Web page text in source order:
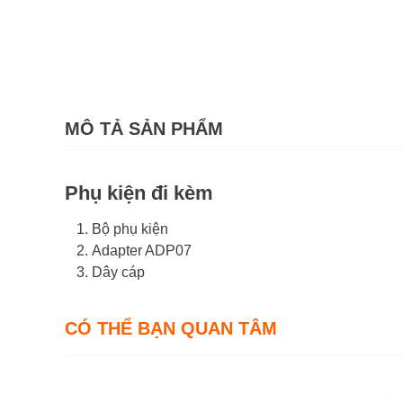
MÔ TẢ SẢN PHẨM
Phụ kiện đi kèm
Bộ phụ kiện
Adapter ADP07
Dây cáp
CÓ THỂ BẠN QUAN TÂM